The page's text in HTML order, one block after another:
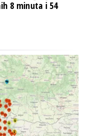
8 minuta i 54